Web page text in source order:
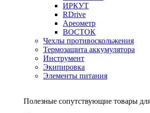
ИРКУТ
RDrive
Ареометр
ВОСТОК
Чехлы противоскольжения
Термозащита аккумулятора
Инструмент
Экипировка
Элементы питания
Полезные сопутствующие товары